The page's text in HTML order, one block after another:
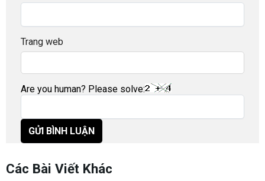
Trang web
Are you human? Please solve:
Các Bài Viết Khác